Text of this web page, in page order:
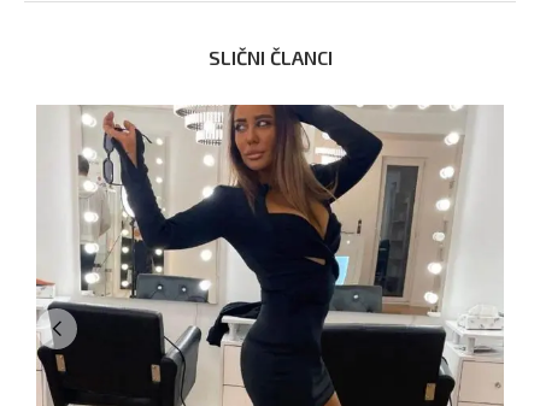
SLIČNI ČLANCI